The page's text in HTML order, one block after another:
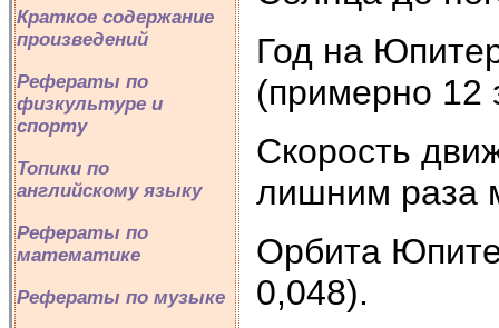
Краткое содержание
произведений
Рефераты по
физкультуре и
спорту
Топики по
английскому языку
Рефераты по
математике
Рефераты по музыке
Год на
(примерно 12
Скорость
лишним раза
Орбита
0,048).